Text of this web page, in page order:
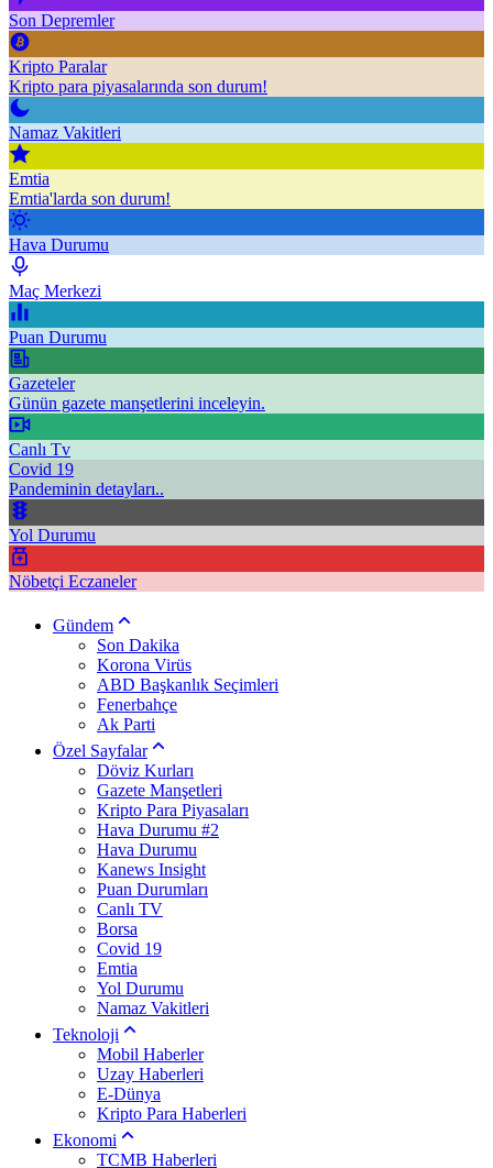
Son Depremler
Kripto Paralar
Kripto para piyasalarında son durum!
Namaz Vakitleri
Emtia
Emtia'larda son durum!
Hava Durumu
Maç Merkezi
Puan Durumu
Gazeteler
Günün gazete manşetlerini inceleyin.
Canlı Tv
Covid 19
Pandeminin detayları..
Yol Durumu
Nöbetçi Eczaneler
Gündem
Son Dakika
Korona Virüs
ABD Başkanlık Seçimleri
Fenerbahçe
Ak Parti
Özel Sayfalar
Döviz Kurları
Gazete Manşetleri
Kripto Para Piyasaları
Hava Durumu #2
Hava Durumu
Kanews Insight
Puan Durumları
Canlı TV
Borsa
Covid 19
Emtia
Yol Durumu
Namaz Vakitleri
Teknoloji
Mobil Haberler
Uzay Haberleri
E-Dünya
Kripto Para Haberleri
Ekonomi
TCMB Haberleri